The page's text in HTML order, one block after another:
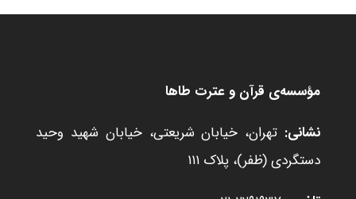
مؤسسه‌ی قرآن و عترت طاها
نشانی: تهران، خیابان شریعتی، خیابان شهید وحید
دستگردی (ظفر)، پلاک ۱۱۱